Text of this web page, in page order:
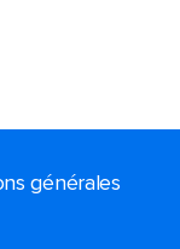
générales